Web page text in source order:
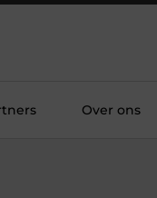
Over ons